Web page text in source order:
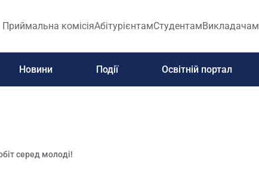
Приймальна комісіяАбітурієнтамСтудентамВикладачам
Новини Події Освітній портал
серед молоді!